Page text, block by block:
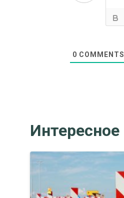
0 COMMENTS
Интересное